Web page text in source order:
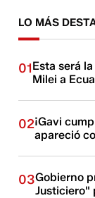
LO MÁS
01Esta será
Milei a
02¡Gavi
apareció
03Gobierno
Justiciero"